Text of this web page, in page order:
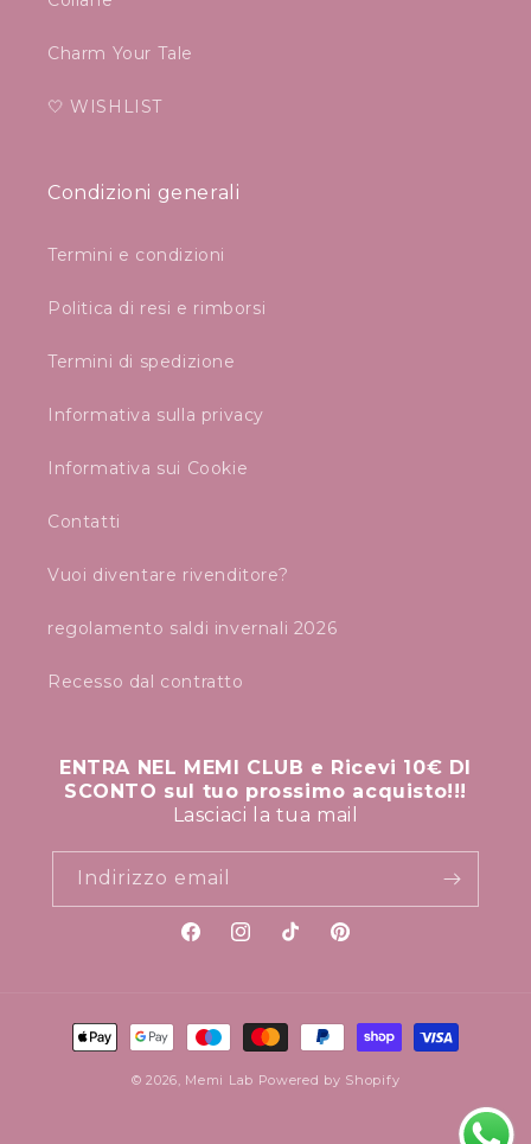
Charm Your Tale
🤍 WISHLIST
Condizioni generali
Termini e condizioni
Politica di resi e rimborsi
Termini di spedizione
Informativa sulla privacy
Informativa sui Cookie
Contatti
Vuoi diventare rivenditore?
regolamento saldi invernali 2026
Recesso dal contratto
ENTRA NEL MEMI CLUB e Ricevi 10€ DI
SCONTO sul tuo prossimo acquisto!!!
Lasciaci la tua mail
Indirizzo email
FacebookInstagramTikTokPinterest
Metodi
di
pagamento
© 2026, Memi Lab Powered by Shopify